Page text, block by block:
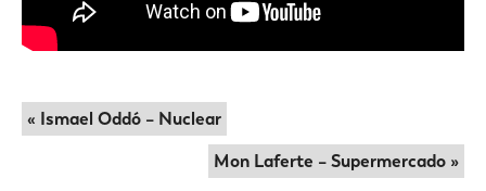
« Ismael Oddó – Nuclear
Mon Laferte – Supermercado »